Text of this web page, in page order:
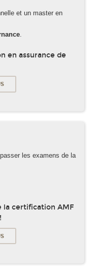
et un master en
.
en assurance de
les examens de la
la certification AMF